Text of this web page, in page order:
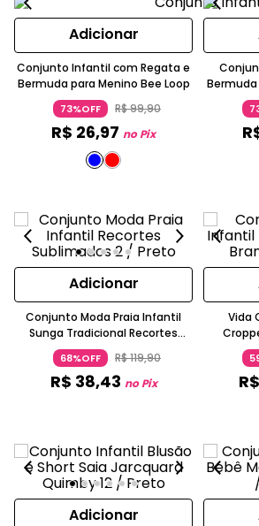
Adicionar
Conjunto Infantil com Regata e
Bermuda para Menino Bee Loop
73%OFF R$99,90
R$ 26,97 no Pix
Bermuda
Adicionar
Conjunto Moda Praia Infantil
Sunga Tradicional Recortes
Sublimados Preto
68%OFF R$119,90
R$ 38,43 no Pix
Vida
R$
Adicionar